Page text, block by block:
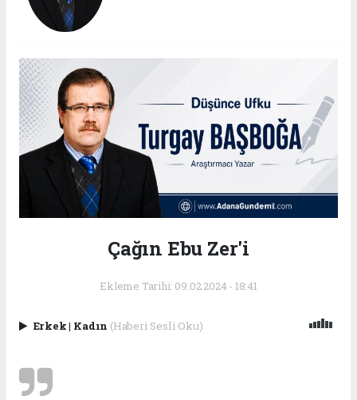
Çağın Ebu Zer'i
Ekleme Tarihi: 09.02.2024 - 18:41
Erkek| Kadın (Haberi Sesli Oku)